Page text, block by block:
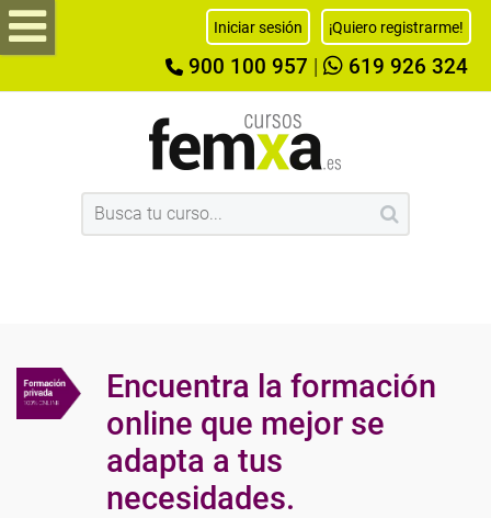
Iniciar sesión ¡Quiero registrarme!
900 100 957 619 926 324
Encuentra la formación
online que mejor se
adapta a tus
necesidades.